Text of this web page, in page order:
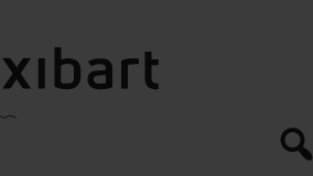
exibart.es